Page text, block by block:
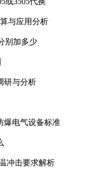
与应用分析
别加多少
研与分析
爆电气设备标准
冲击要求解析